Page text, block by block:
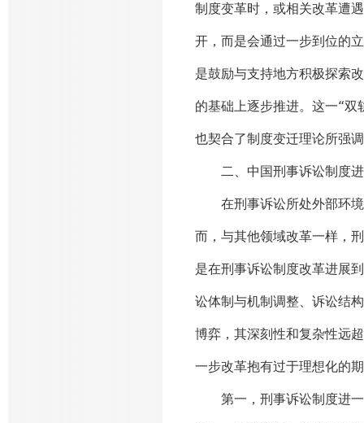
制度变革时，或相关改革遭
开，而是会通过一步到位的
是鼓励与支持地方积极探索
的基础上逐步推进。这一“
也契合了制度变迁理论所强
二、中国刑事诉讼制度进
在刑事诉讼所处外部环境
而，与其他领域改革一样，
是在刑事诉讼制度改革进展
讼体制与机制调整、诉讼结
博弈，其深刻性和复杂性远
一步改革抱有过于理想化的
第一，刑事诉讼制度进一